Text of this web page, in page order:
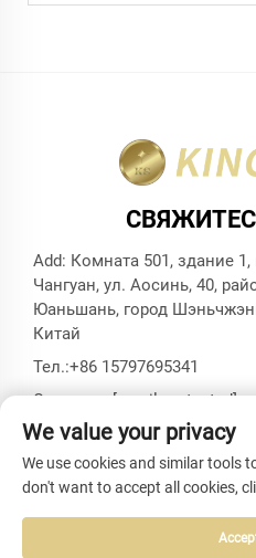
Add: Комната 501, здание
Чангуан, ул. Аосинь, 40,
Юаньшань, город
Китай
Тел.:+86 15797695341
Эл. почта:[email protected]
© 2024 Shenzhen Kingstar
права защищены -Политика
We value your privacy
We use cookies and similar tools
don't want to accept all cookies,